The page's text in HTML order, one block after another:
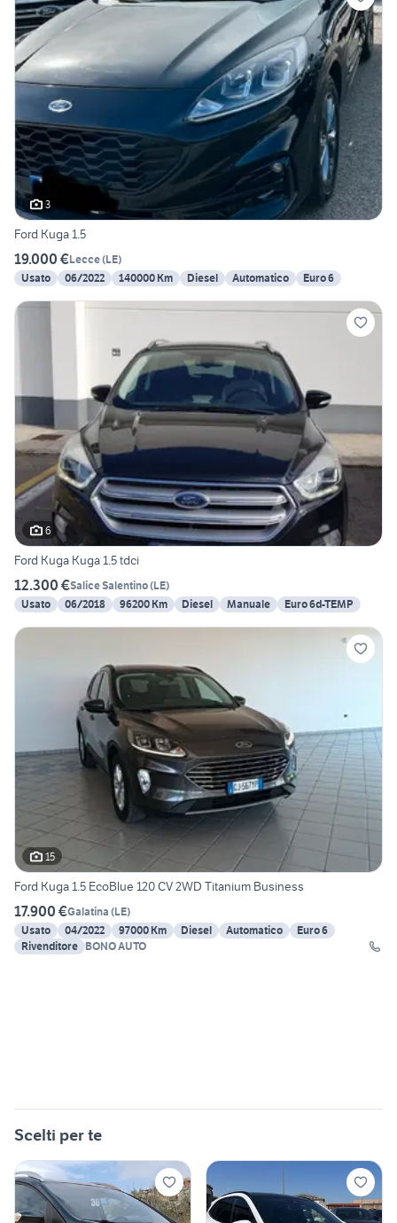
3
Ford Kuga 1.5
19.000 €Lecce(LE)
Usato
06/2022 140000 Km Diesel Automatico Euro 6
6
Ford Kuga Kuga 1.5 tdci
12.300 €Salice Salentino(LE)
Usato
06/2018 96200 Km Diesel Manuale Euro 6d-TEMP
15
Ford Kuga 1.5 EcoBlue 120 CV 2WD Titanium Business
17.900 €Galatina (LE)
Usato
04/2022 97000 Km Diesel Automatico
Euro 6
Rivenditore BONO AUTO
Scelti per te